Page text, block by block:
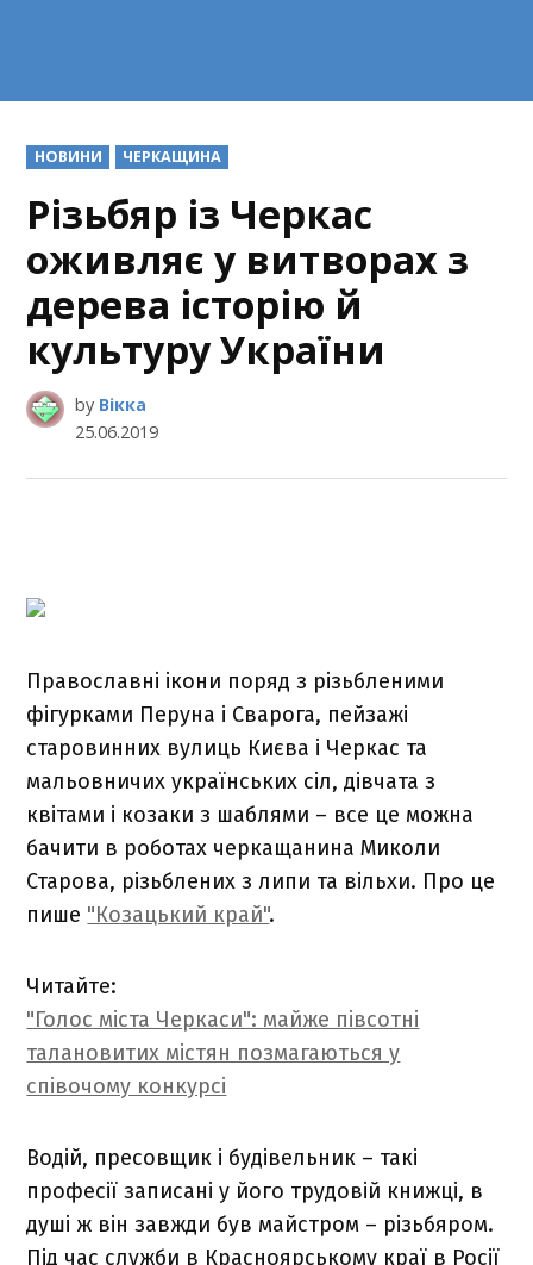
POSTED
IN
НОВИНИ ЧЕРКАЩИНА
Різьбяр із Черкас
оживляє у витворах з
дерева історію й
культуру України
by Вікка
25.06.2019
Православні ікони поряд з різьбленими
фігурками Перуна і Сварога, пейзажі
старовинних вулиць Києва і Черкас та
мальовничих українських сіл, дівчата з
квітами і козаки з шаблями – все це можна
бачити в роботах черкащанина Миколи
Старова, різьблених з липи та вільхи. Про це
пише "Козацький край".
Читайте:
"Голос міста Черкаси": майже півсотні
талановитих містян позмагаються у
співочому конкурсі
Водій, пресовщик і будівельник – такі
професії записані у його трудовій книжці, в
душі ж він завжди був майстром – різьбяром.
Під час служби в Красноярському краї в Росії